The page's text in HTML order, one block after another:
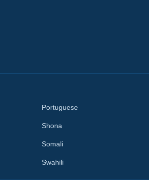
Portuguese
Shona
Somali
Swahili